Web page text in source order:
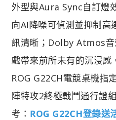
外型與Aura Sync自訂燈
向AI降噪可偵測並抑制高
訊清晰；Dolby Atmos音
戲帶來前所未有的沉浸感
ROG G22CH電競桌機指
陣特攻2終極戰鬥通行證
考： ROG G22CH登錄送